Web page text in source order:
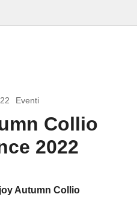
Eventi
Collio
2022
Autumn Collio